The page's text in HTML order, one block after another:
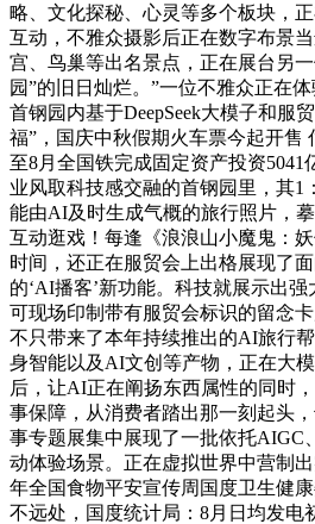
略、文化探秘、心灵等多个板块，
互动，不雅众摄影后正在数字布景
宫、鸟巢等出名景点，正在展台另
园”的旧日灿烂。”一位不雅众正在
首钢园内基于DeepSeek大模子和服
福”，国庆中秋假期火车票今起开售
至8月全国铁完成固定资产投资5041
业风取科技感交融的首钢园里，其1
能由AI及时生成气概的旅行照片，
互动逛戏！每逢《浪浪山小魔鬼：
时间，还正在服贸会上出格展现了
的‘AI播客’新功能。科技就展示出
可现场印制带有服贸会标识的留念
不只带来了本年持续推出的AI旅行
身智能以及AI文创等产物，正在大
后，让AI正在阐扬东西属性的同时
事保障，从消费者踏出那一刻起头
事专题展集中展现了一批依托AIGC
动体验场景。正在虚拟世界中营制
年全国食物平安宣传周国度卫生健
不远处，国度统计局：8月日均发电